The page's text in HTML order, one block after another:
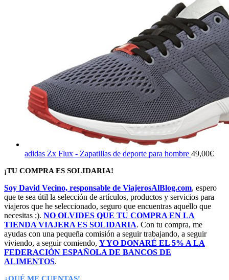
adidas Zx Flux - Zapatillas de deporte para hombre 49,00€
¡TU COMPRA ES SOLIDARIA!
Soy David Vecino, responsable de ViajerosAlBlog.com, espero
que te sea útil la selección de artículos, productos y servicios para
viajeros que he seleccionado, seguro que encuentras aquello que
necesitas ;). NO OLVIDES QUE TU COMPRA EN LA
TIENDA VIAJERA ES SOLIDARIA. Con tu compra, me
ayudas con una pequeña comisión a seguir trabajando, a seguir
viviendo, a seguir comiendo, Y YO DONARÉ EL 5% A LA
FEDERACIÓN ESPAÑOLA DE BANCOS DE
ALIMENTOS.
¿QUÉ ME CUENTAS!